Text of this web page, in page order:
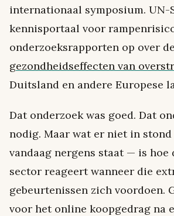
internationaal symposium. UN-
kennisportaal voor
onderzoeksrapporten op over de
gezondheidseffecten van
Duitsland en andere Europese
Dat onderzoek was goed. Dat
nodig. Maar wat er niet in
vandaag nergens staat — is hoe
sector reageert wanneer die
gebeurtenissen zich voordoen.
voor het online koopgedrag na